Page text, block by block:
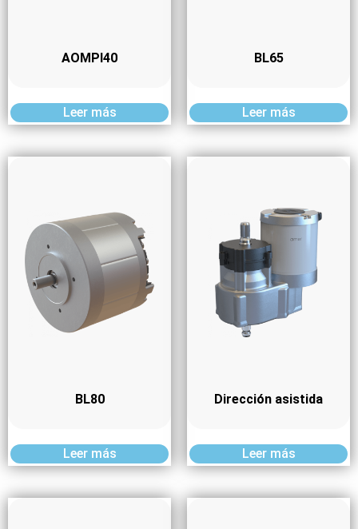
AOMPI40
Leer más
BL65
Leer más
BL80
Leer más
Dirección asistida
Leer más